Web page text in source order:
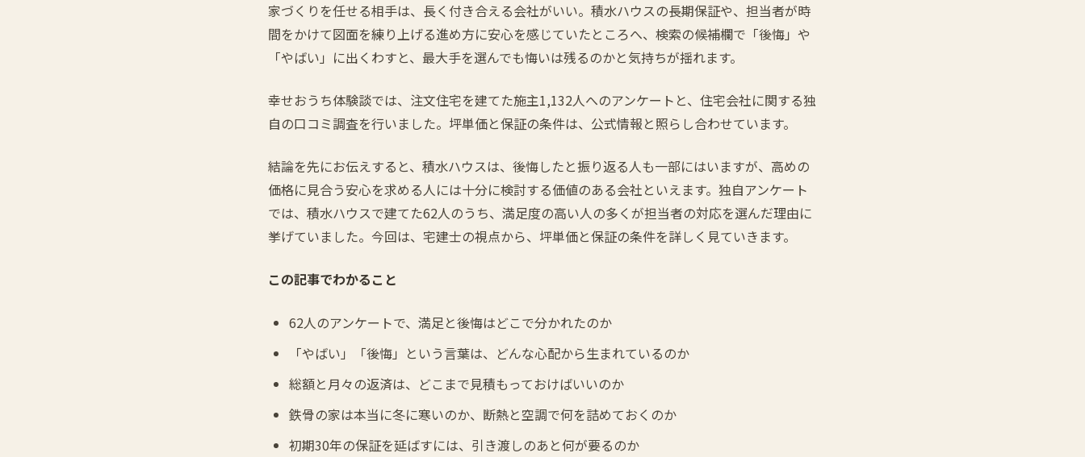
家づくりを任せる相手は、長く付き合える会社がいい。積水ハウスの長期保証や、担当者が時
間をかけて図面を練り上げる進め方に安心を感じていたところへ、検索の候補欄で「後悔」や
「やばい」に出くわすと、最大手を選んでも悔いは残るのかと気持ちが揺れます。
幸せおうち体験談では、注文住宅を建てた施主1,132人へのアンケートと、住宅会社に関する独
自の口コミ調査を行いました。坪単価と保証の条件は、公式情報と照らし合わせています。
結論を先にお伝えすると、積水ハウスは、後悔したと振り返る人も一部にはいますが、高めの
価格に見合う安心を求める人には十分に検討する価値のある会社といえます。独自アンケート
では、積水ハウスで建てた62人のうち、満足度の高い人の多くが担当者の対応を選んだ理由に
挙げていました。今回は、宅建士の視点から、坪単価と保証の条件を詳しく見ていきます。
この記事でわかること
62人のアンケートで、満足と後悔はどこで分かれたのか
「やばい」「後悔」という言葉は、どんな心配から生まれているのか
総額と月々の返済は、どこまで見積もっておけばいいのか
鉄骨の家は本当に冬に寒いのか、断熱と空調で何を詰めておくのか
初期30年の保証を延ばすには、引き渡しのあと何が要るのか